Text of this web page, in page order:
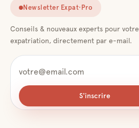
Newsletter Expat·Pro
Conseils & nouveaux experts pour votre
expatriation, directement par e-mail.
S'inscrire